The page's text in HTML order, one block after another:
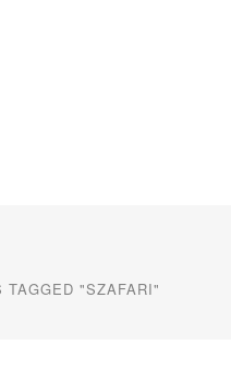
TAGGED "SZAFARI"